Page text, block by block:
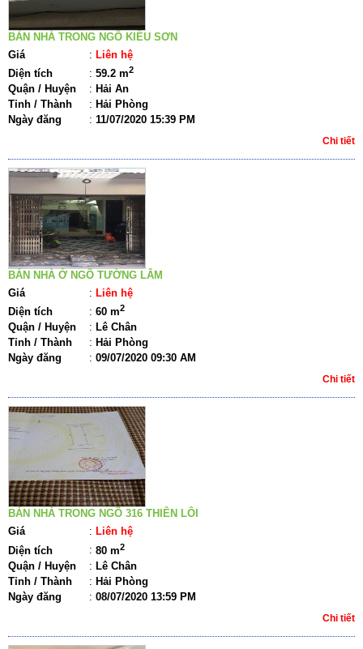
BÁN NHÀ TRONG NGÕ KIỀU SƠN
Giá
: Liên hệ
Diện tích
: 59.2 m2
Quận / Huyện : Hải An
Tỉnh / Thành
: Hải Phòng
Ngày đăng
: 11/07/2020 15:39 PM
Chi tiết
BÁN NHÀ Ở NGÕ TƯỜNG LÂM
Giá
: Liên hệ
Diện tích
: 60 m2
Quận / Huyện : Lê Chân
Tỉnh / Thành
: Hải Phòng
Ngày đăng
: 09/07/2020 09:30 AM
Chi tiết
BÁN NHÀ TRONG NGÕ 316 THIÊN LÔI
Giá
: Liên hệ
Diện tích
: 80 m2
Quận / Huyện : Lê Chân
Tỉnh / Thành
: Hải Phòng
Ngày đăng
: 08/07/2020 13:59 PM
Chi tiết